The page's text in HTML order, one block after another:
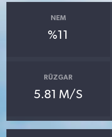
NEM
%11
RÜZGAR
5.81 M/S